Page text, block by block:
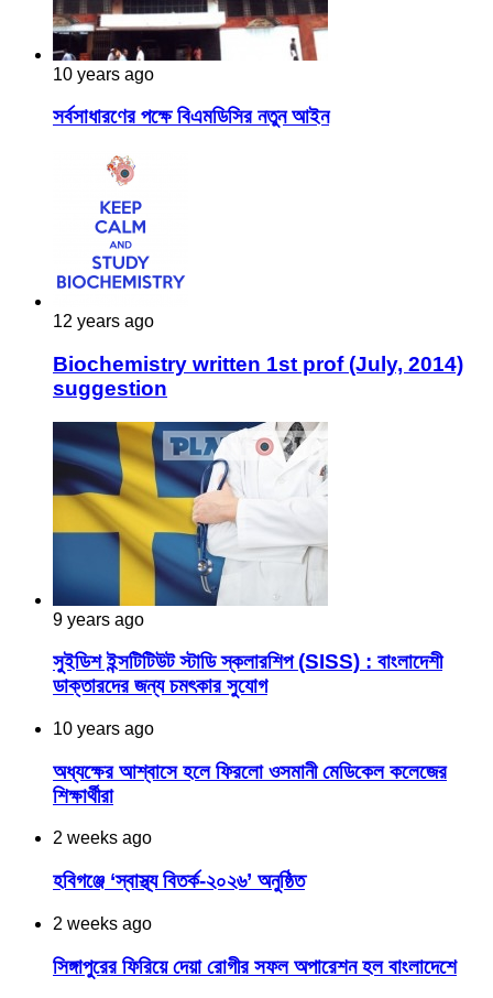
10 years ago
সর্বসাধারণের পক্ষে বিএমডিসির নতুন আইন
12 years ago
Biochemistry written 1st prof (July, 2014)
suggestion
9 years ago
সুইডিশ ইন্সটিটিউট স্টাডি স্কলারশিপ (SISS) : বাংলাদেশী
ডাক্তারদের জন্য চমৎকার সুযোগ
10 years ago
অধ্যক্ষের আশ্বাসে হলে ফিরলো ওসমানী মেডিকেল কলেজের
শিক্ষার্থীরা
2 weeks ago
হবিগঞ্জে ‘স্বাস্থ্য বিতর্ক-২০২৬’ অনুষ্ঠিত
2 weeks ago
সিঙ্গাপুরের ফিরিয়ে দেয়া রোগীর সফল অপারেশন হল বাংলাদেশে